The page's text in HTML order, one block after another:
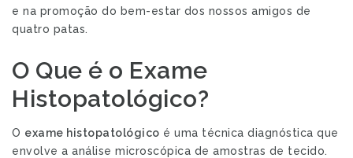
e na promoção do bem-estar dos nossos amigos de
quatro patas.
O Que é o Exame
Histopatológico?
O exame histopatológico é uma técnica diagnóstica que
envolve a análise microscópica de amostras de tecido.